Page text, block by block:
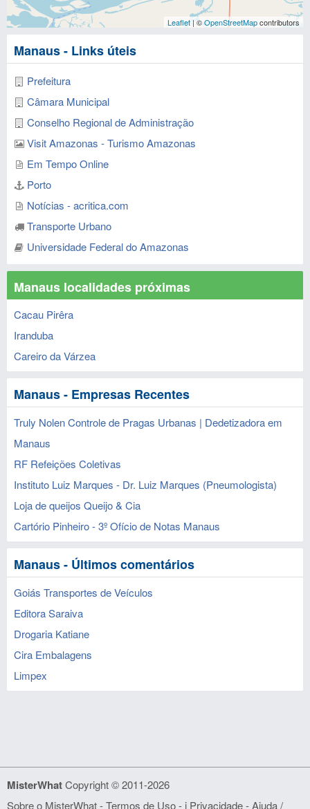
Leaflet | ©OpenStreetMapcontributors
Manaus - Links úteis
Prefeitura
Câmara Municipal
Conselho Regional de Administração
Visit Amazonas - Turismo Amazonas
Em Tempo Online
Porto
Notícias - acritica.com
Transporte Urbano
Universidade Federal do Amazonas
Manaus localidades próximas
Cacau Pirêra
Iranduba
Careiro da Várzea
Manaus - Empresas Recentes
Truly Nolen Controle de Pragas Urbanas | Dedetizadora em
Manaus
RF Refeições Coletivas
Instituto Luiz Marques - Dr. Luiz Marques (Pneumologista)
Loja de queijos Queijo & Cia
Cartório Pinheiro - 3º Ofício de Notas Manaus
Manaus - Últimos comentários
Goiás Transportes de Veículos
Editora Saraiva
Drogaria Katiane
Cira Embalagens
Limpex
MisterWhatCopyright © 2011-2026
Sobre o MisterWhat-Termos de Uso- i Privacidade-Ajuda /